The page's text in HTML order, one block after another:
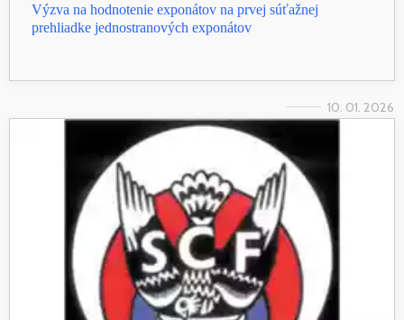
Výzva na hodnotenie exponátov na prvej súťažnej
prehliadke jednostranových exponátov
10. 01. 2026